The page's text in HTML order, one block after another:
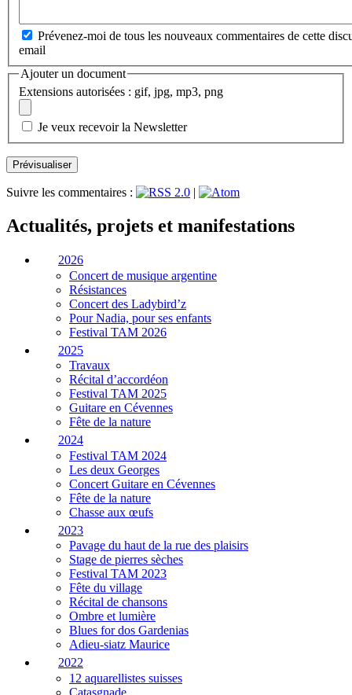
Prévenez-moi de tous les nouveaux commentaires de cette
email
Ajouter un document
Extensions autorisées : gif, jpg, mp3, png
Je veux recevoir la Newsletter
Suivre les commentaires : |
Actualités, projets et manifestations
2026
Concert de musique argentine
Résistances
Concert des Ladybird’z
Pour Nadia, pour ses enfants
Festival TAM 2026
2025
Travaux
Récital d’accordéon
Festival TAM 2025
Guitare en Cévennes
Fête de la nature
2024
Festival TAM 2024
Les deux Georges
Concert Guitare en Cévennes
Fête de la nature
Chasse aux œufs
2023
Pavage du haut de la rue des plaisirs
Stage de pierres sèches
Festival TAM 2023
Fête du village
Récital de chansons
Ombre et lumière
Blues for dos Gardenias
Adieu-siatz Maurice
2022
12 aquarellistes suisses
Catasgnade